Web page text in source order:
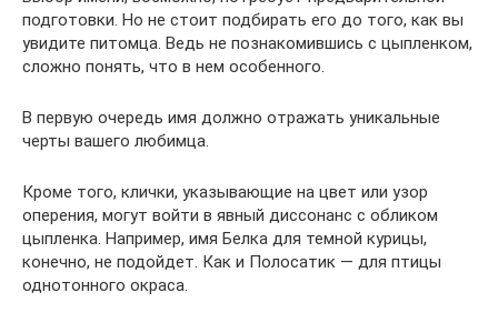
подготовки. Но не стоит подбирать его до того, как вы
увидите питомца. Ведь не познакомившись с цыпленком,
сложно понять, что в нем особенного.
В первую очередь имя должно отражать уникальные
черты вашего любимца.
Кроме того, клички, указывающие на цвет или узор
оперения, могут войти в явный диссонанс с обликом
цыпленка. Например, имя Белка для темной курицы,
конечно, не подойдет. Как и Полосатик — для птицы
однотонного окраса.